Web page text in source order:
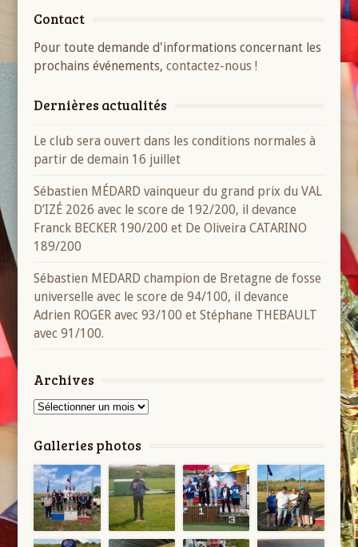
Contact
Pour toute demande d'informations concernant les
prochains événements,contactez-nous !
Dernières actualités
Le club sera ouvert dans les conditions normales à
partir de demain 16 juillet
Sébastien MÉDARD vainqueur du grand prix du VAL
D’IZÉ 2026 avec le score de 192/200, il devance
Franck BECKER 190/200 et De Oliveira CATARINO
189/200
Sébastien MEDARD champion de Bretagne de fosse
universelle avec le score de 94/100, il devance
Adrien ROGER avec 93/100 et Stéphane THEBAULT
avec 91/100.
Archives
Archives
Galleries photos